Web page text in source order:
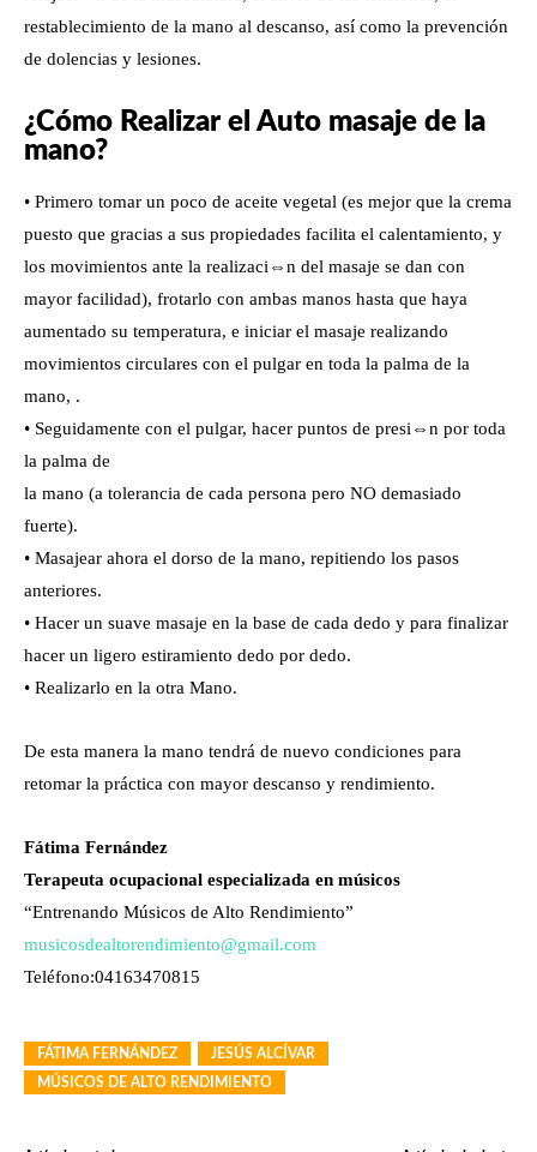
restablecimiento de la mano al descanso, así como la prevención
de dolencias y lesiones.
¿Cómo Realizar el Auto masaje de la
mano?
• Primero tomar un poco de aceite vegetal (es mejor que la crema
puesto que gracias a sus propiedades facilita el calentamiento, y
los movimientos ante la realizaci⇔n del masaje se dan con
mayor facilidad), frotarlo con ambas manos hasta que haya
aumentado su temperatura, e iniciar el masaje realizando
movimientos circulares con el pulgar en toda la palma de la
mano, .
• Seguidamente con el pulgar, hacer puntos de presi⇔n por toda
la palma de
la mano (a tolerancia de cada persona pero NO demasiado
fuerte).
• Masajear ahora el dorso de la mano, repitiendo los pasos
anteriores.
• Hacer un suave masaje en la base de cada dedo y para finalizar
hacer un ligero estiramiento dedo por dedo.
• Realizarlo en la otra Mano.
De esta manera la mano tendrá de nuevo condiciones para
retomar la práctica con mayor descanso y rendimiento.
Fátima Fernández
Terapeuta ocupacional especializada en músicos
“Entrenando Músicos de Alto Rendimiento”
musicosdealtorendimiento@gmail.com
Teléfono:04163470815
FÁTIMA FERNÁNDEZ
JESÚS ALCÍVAR
MÚSICOS DE ALTO RENDIMIENTO